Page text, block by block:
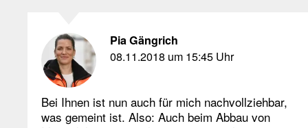
Pia Gängrich
08.11.2018 um 15:45 Uhr
Bei Ihnen ist nun auch für mich nachvollziehbar,
was gemeint ist. Also: Auch beim Abbau von